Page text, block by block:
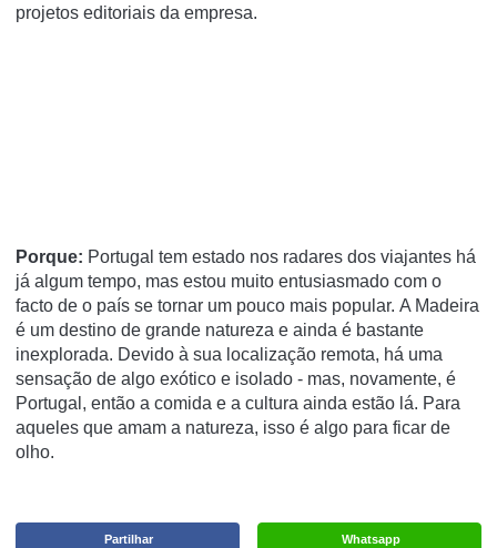
projetos editoriais da empresa.
Porque: Portugal tem estado nos radares dos viajantes há
já algum tempo, mas estou muito entusiasmado com o
facto de o país se tornar um pouco mais popular. A Madeira
é um destino de grande natureza e ainda é bastante
inexplorada. Devido à sua localização remota, há uma
sensação de algo exótico e isolado - mas, novamente, é
Portugal, então a comida e a cultura ainda estão lá. Para
aqueles que amam a natureza, isso é algo para ficar de
olho.
Whatsapp
Partilhar